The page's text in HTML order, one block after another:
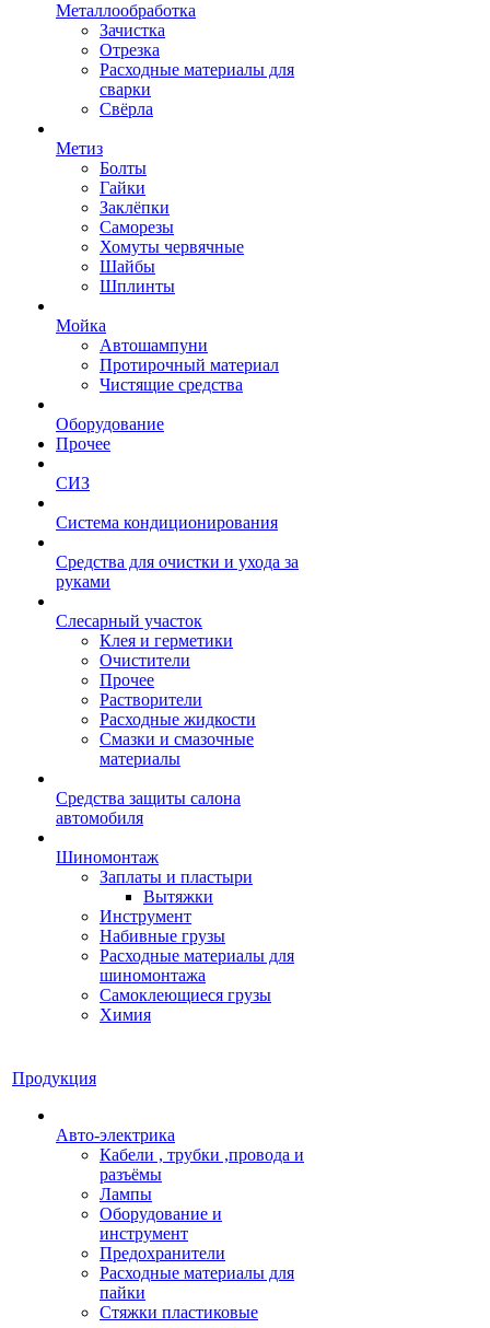
Металлообработка
Зачистка
Отрезка
Расходные материалы для
сварки
Свёрла
Метиз
Болты
Гайки
Заклёпки
Саморезы
Хомуты червячные
Шайбы
Шплинты
Мойка
Автошампуни
Протирочный материал
Чистящие средства
Оборудование
Прочее
СИЗ
Система кондиционирования
Средства для очистки и ухода за
руками
Слесарный участок
Клея и герметики
Очистители
Прочее
Растворители
Расходные жидкости
Смазки и смазочные
материалы
Средства защиты салона
автомобиля
Шиномонтаж
Заплаты и пластыри
Вытяжки
Инструмент
Набивные грузы
Расходные материалы для
шиномонтажа
Самоклеющиеся грузы
Химия
Продукция
Авто-электрика
Кабели , трубки ,провода и
разъёмы
Лампы
Оборудование и
инструмент
Предохранители
Расходные материалы для
пайки
Стяжки пластиковые